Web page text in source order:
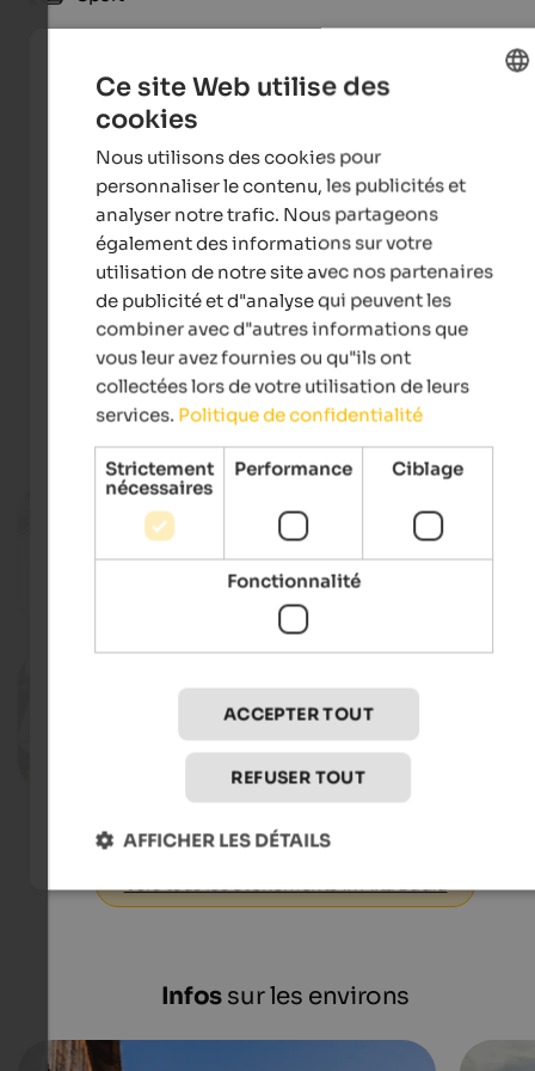
Alta Badia Brand - Freddy Planinschek
Événementsin Alta Badia
10.08.2026, 24.08.2026, …
Badiamusica
Various locations in Val Badia - Abtei
Paisc en festa
Vers tous les événements in Alta Badia
Infossur les environs
Ce site Web utilise des
cookies
Nous utilisons des cookies pour
personnaliser le contenu, les publicités et
analyser notre trafic. Nous partageons
également des informations sur votre
utilisation de notre site avec nos partenaires
de publicité et d"analyse qui peuvent les
combiner avec d"autres informations que
vous leur avez fournies ou qu"ils ont
collectées lors de votre utilisation de leurs
services. Politique de confidentialité
Strictement
nécessaires
Performance Ciblage
Fonctionnalité
ACCEPTER TOUT
REFUSER TOUT
AFFICHER LES DÉTAILS